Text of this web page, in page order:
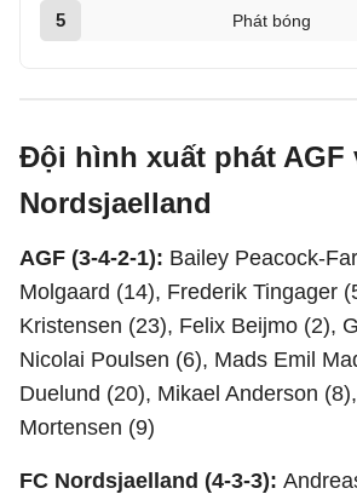
5 Phát bóng
Đội hình xuất phát AGF
Nordsjaelland
AGF (3-4-2-1): Bailey Peacock-
Molgaard (14), Frederik Tingager
Kristensen (23), Felix Beijmo (2),
Nicolai Poulsen (6), Mads Emil
Duelund (20), Mikael Anderson
Mortensen (9)
FC Nordsjaelland (4-3-3):